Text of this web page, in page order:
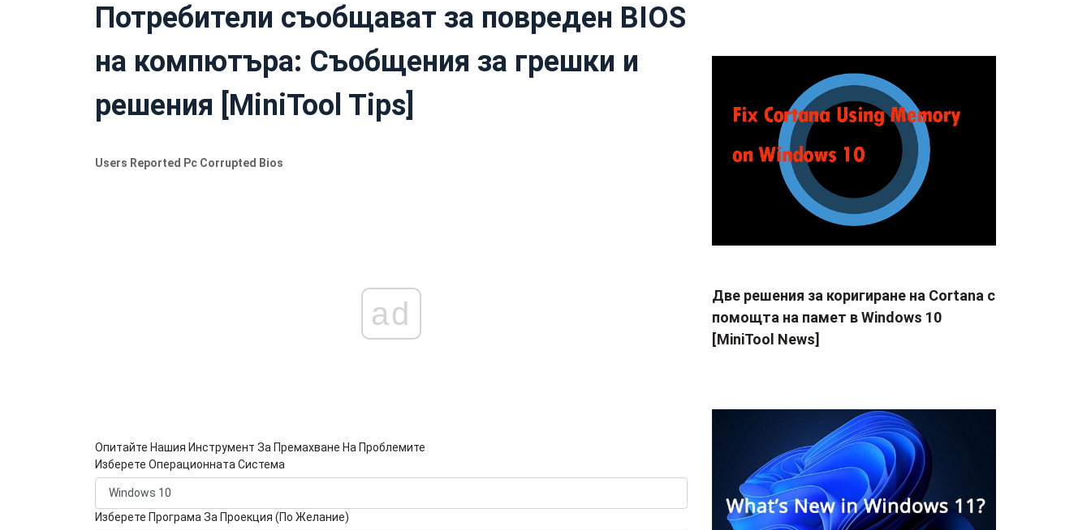
НА ДАННИ
Потребители съобщават за повреден BIOS
на компютъра: Съобщения за грешки и
решения [MiniTool Tips]
Users Reported Pc Corrupted Bios
ad
Опитайте Нашия Инструмент За Премахване На Проблемите
Изберете Операционната Система
Изберете Програма За Проекция (По Желание)
Две решения за коригиране на Cortana с
помощта на памет в Windows 10
[MiniTool News]